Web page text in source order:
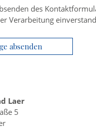
des
Verarbeitung
absenden
Laer
5